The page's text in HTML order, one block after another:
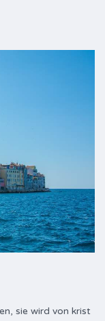
sie wird von krist